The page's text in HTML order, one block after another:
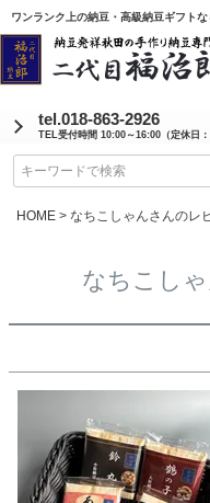
ワンランク上の納豆・高級納豆ギフト
tel.018-863-2926
TEL受付時間 10:00～16:00（定休日：
HOME なちこしゃんさんのレ
なちこし